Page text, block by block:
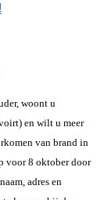
woont u
en wilt u meer
van brand in
voor 8 oktober door
adres en